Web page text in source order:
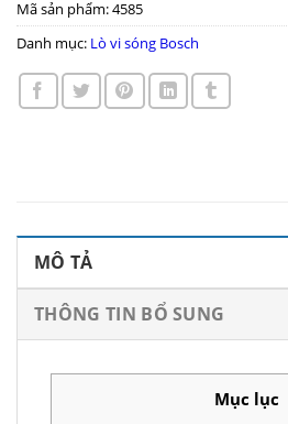
Mã sản phẩm:4585
Danh mục: Lò vi sóng Bosch
MÔ TẢ
THÔNG TIN BỔ SUNG
Mục lục